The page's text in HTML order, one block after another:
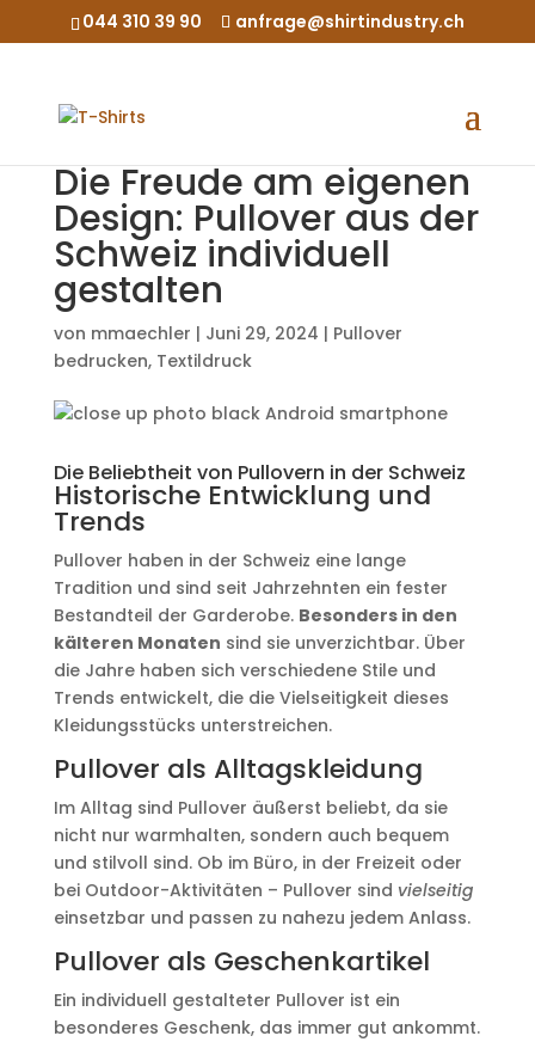
044 310 39 90 anfrage@shirtindustry.ch
Die Freude am eigenen
Design: Pullover aus der
Schweiz individuell
gestalten
von mmaechler | Juni 29, 2024 | Pullover
bedrucken, Textildruck
Die Beliebtheit von Pullovern in der Schweiz
Historische Entwicklung und
Trends
Pullover haben in der Schweiz eine lange
Tradition und sind seit Jahrzehnten ein fester
Bestandteil der Garderobe. Besonders in den
kälteren Monaten sind sie unverzichtbar. Über
die Jahre haben sich verschiedene Stile und
Trends entwickelt, die die Vielseitigkeit dieses
Kleidungsstücks unterstreichen.
Pullover als Alltagskleidung
Im Alltag sind Pullover äußerst beliebt, da sie
nicht nur warmhalten, sondern auch bequem
und stilvoll sind. Ob im Büro, in der Freizeit oder
bei Outdoor-Aktivitäten – Pullover sind vielseitig
einsetzbar und passen zu nahezu jedem Anlass.
Pullover als Geschenkartikel
Ein individuell gestalteter Pullover ist ein
besonderes Geschenk, das immer gut ankommt.